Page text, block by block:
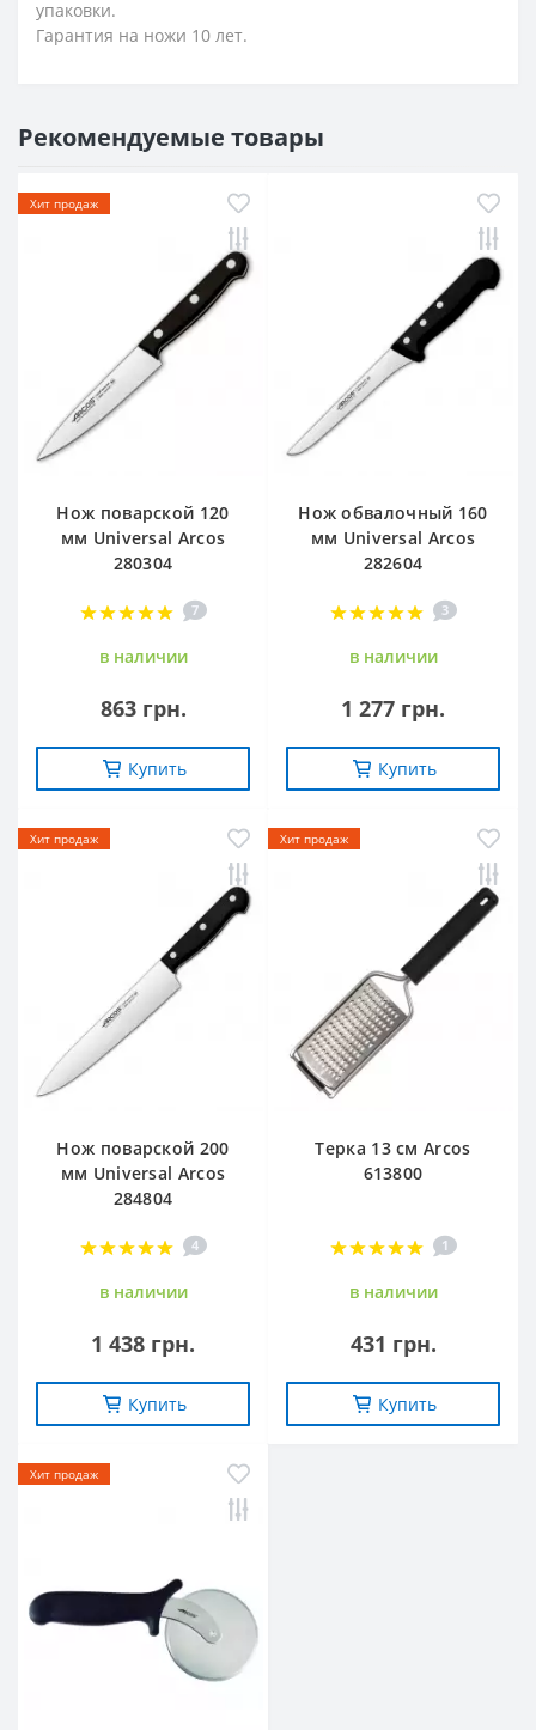
упаковки.
Гарантия на ножи 10 лет.
Рекомендуемые товары
Хит продаж
Нож поварской 120
мм Universal Arcos
280304
7
в наличии
863 грн.
Купить
Нож обвалочный 160
мм Universal Arcos
282604
3
в наличии
1 277 грн.
Купить
Хит продаж
Нож поварской 200
мм Universal Arcos
284804
4
в наличии
1 438 грн.
Купить
Хит продаж
Терка 13 см Arcos
613800
1
в наличии
431 грн.
Купить
Хит продаж